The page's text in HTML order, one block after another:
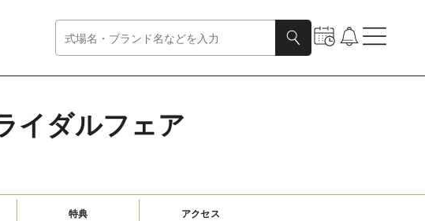
イダルフェア
特典 アクセス